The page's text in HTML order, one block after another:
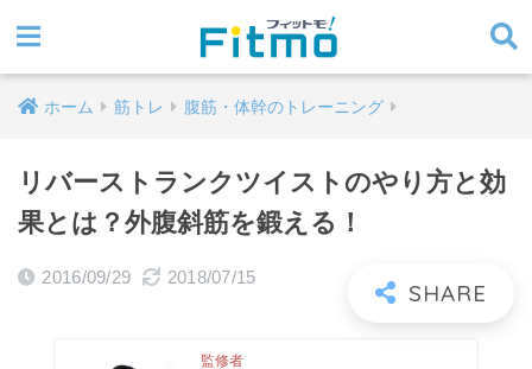
ホーム 筋トレ 腹筋・体幹のトレーニング
リバーストランクツイストのやり方と効
果とは？外腹斜筋を鍛える！
2016/09/29 2018/07/15
監修者